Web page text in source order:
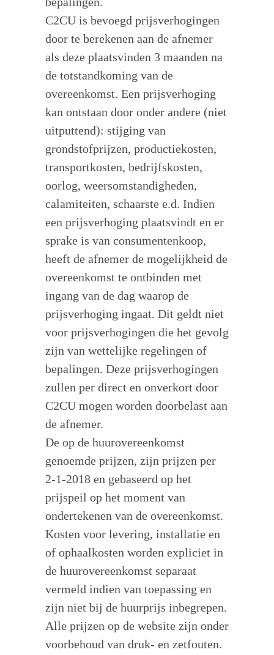
C2CU is bevoegd prijsverhogingen
door te berekenen aan de afnemer
als deze plaatsvinden 3 maanden na
de totstandkoming van de
overeenkomst. Een prijsverhoging
kan ontstaan door onder andere (niet
uitputtend): stijging van
grondstofprijzen, productiekosten,
transportkosten, bedrijfskosten,
oorlog, weersomstandigheden,
calamiteiten, schaarste e.d. Indien
een prijsverhoging plaatsvindt en er
sprake is van consumentenkoop,
heeft de afnemer de mogelijkheid de
overeenkomst te ontbinden met
ingang van de dag waarop de
prijsverhoging ingaat. Dit geldt niet
voor prijsverhogingen die het gevolg
zijn van wettelijke regelingen of
bepalingen. Deze prijsverhogingen
zullen per direct en onverkort door
C2CU mogen worden doorbelast aan
de afnemer.
De op de huurovereenkomst
genoemde prijzen, zijn prijzen per
2-1-2018 en gebaseerd op het
prijspeil op het moment van
ondertekenen van de overeenkomst.
Kosten voor levering, installatie en
of ophaalkosten worden expliciet in
de huurovereenkomst separaat
vermeld indien van toepassing en
zijn niet bij de huurprijs inbegrepen.
Alle prijzen op de website zijn onder
voorbehoud van druk- en zetfouten.